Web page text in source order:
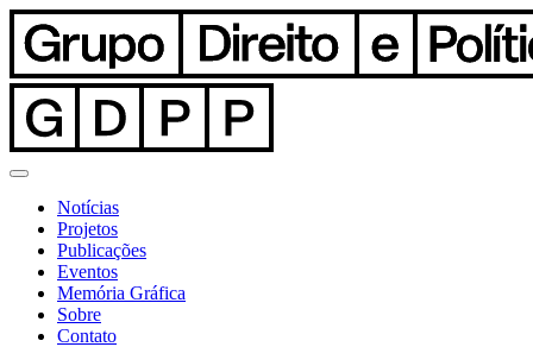
Notícias
Projetos
Publicações
Eventos
Memória Gráfica
Sobre
Contato